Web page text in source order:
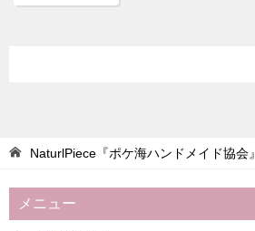
NaturlPiece『ポケ海ハンドメイド協会』
メニュー